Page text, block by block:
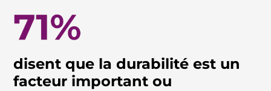
disent que la durabilité est un
facteur important ou